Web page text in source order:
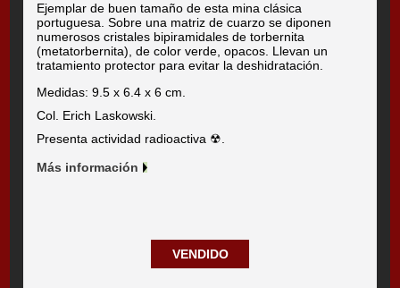
Ejemplar de buen tamaño de esta mina clásica
portuguesa. Sobre una matriz de cuarzo se diponen
numerosos cristales bipiramidales de torbernita
(metatorbernita), de color verde, opacos. Llevan un
tratamiento protector para evitar la deshidratación.
Medidas: 9.5 x 6.4 x 6 cm.
Col. Erich Laskowski.
Presenta actividad radioactiva ☢.
Más información
VENDIDO